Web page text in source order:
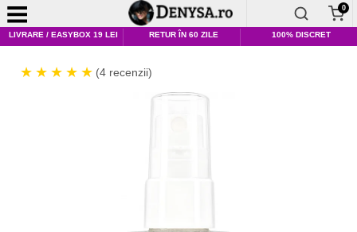
0
LIVRARE / EASYBOX 19 LEI RETUR ÎN 60 ZILE 100% DISCRET
(4 recenzii)